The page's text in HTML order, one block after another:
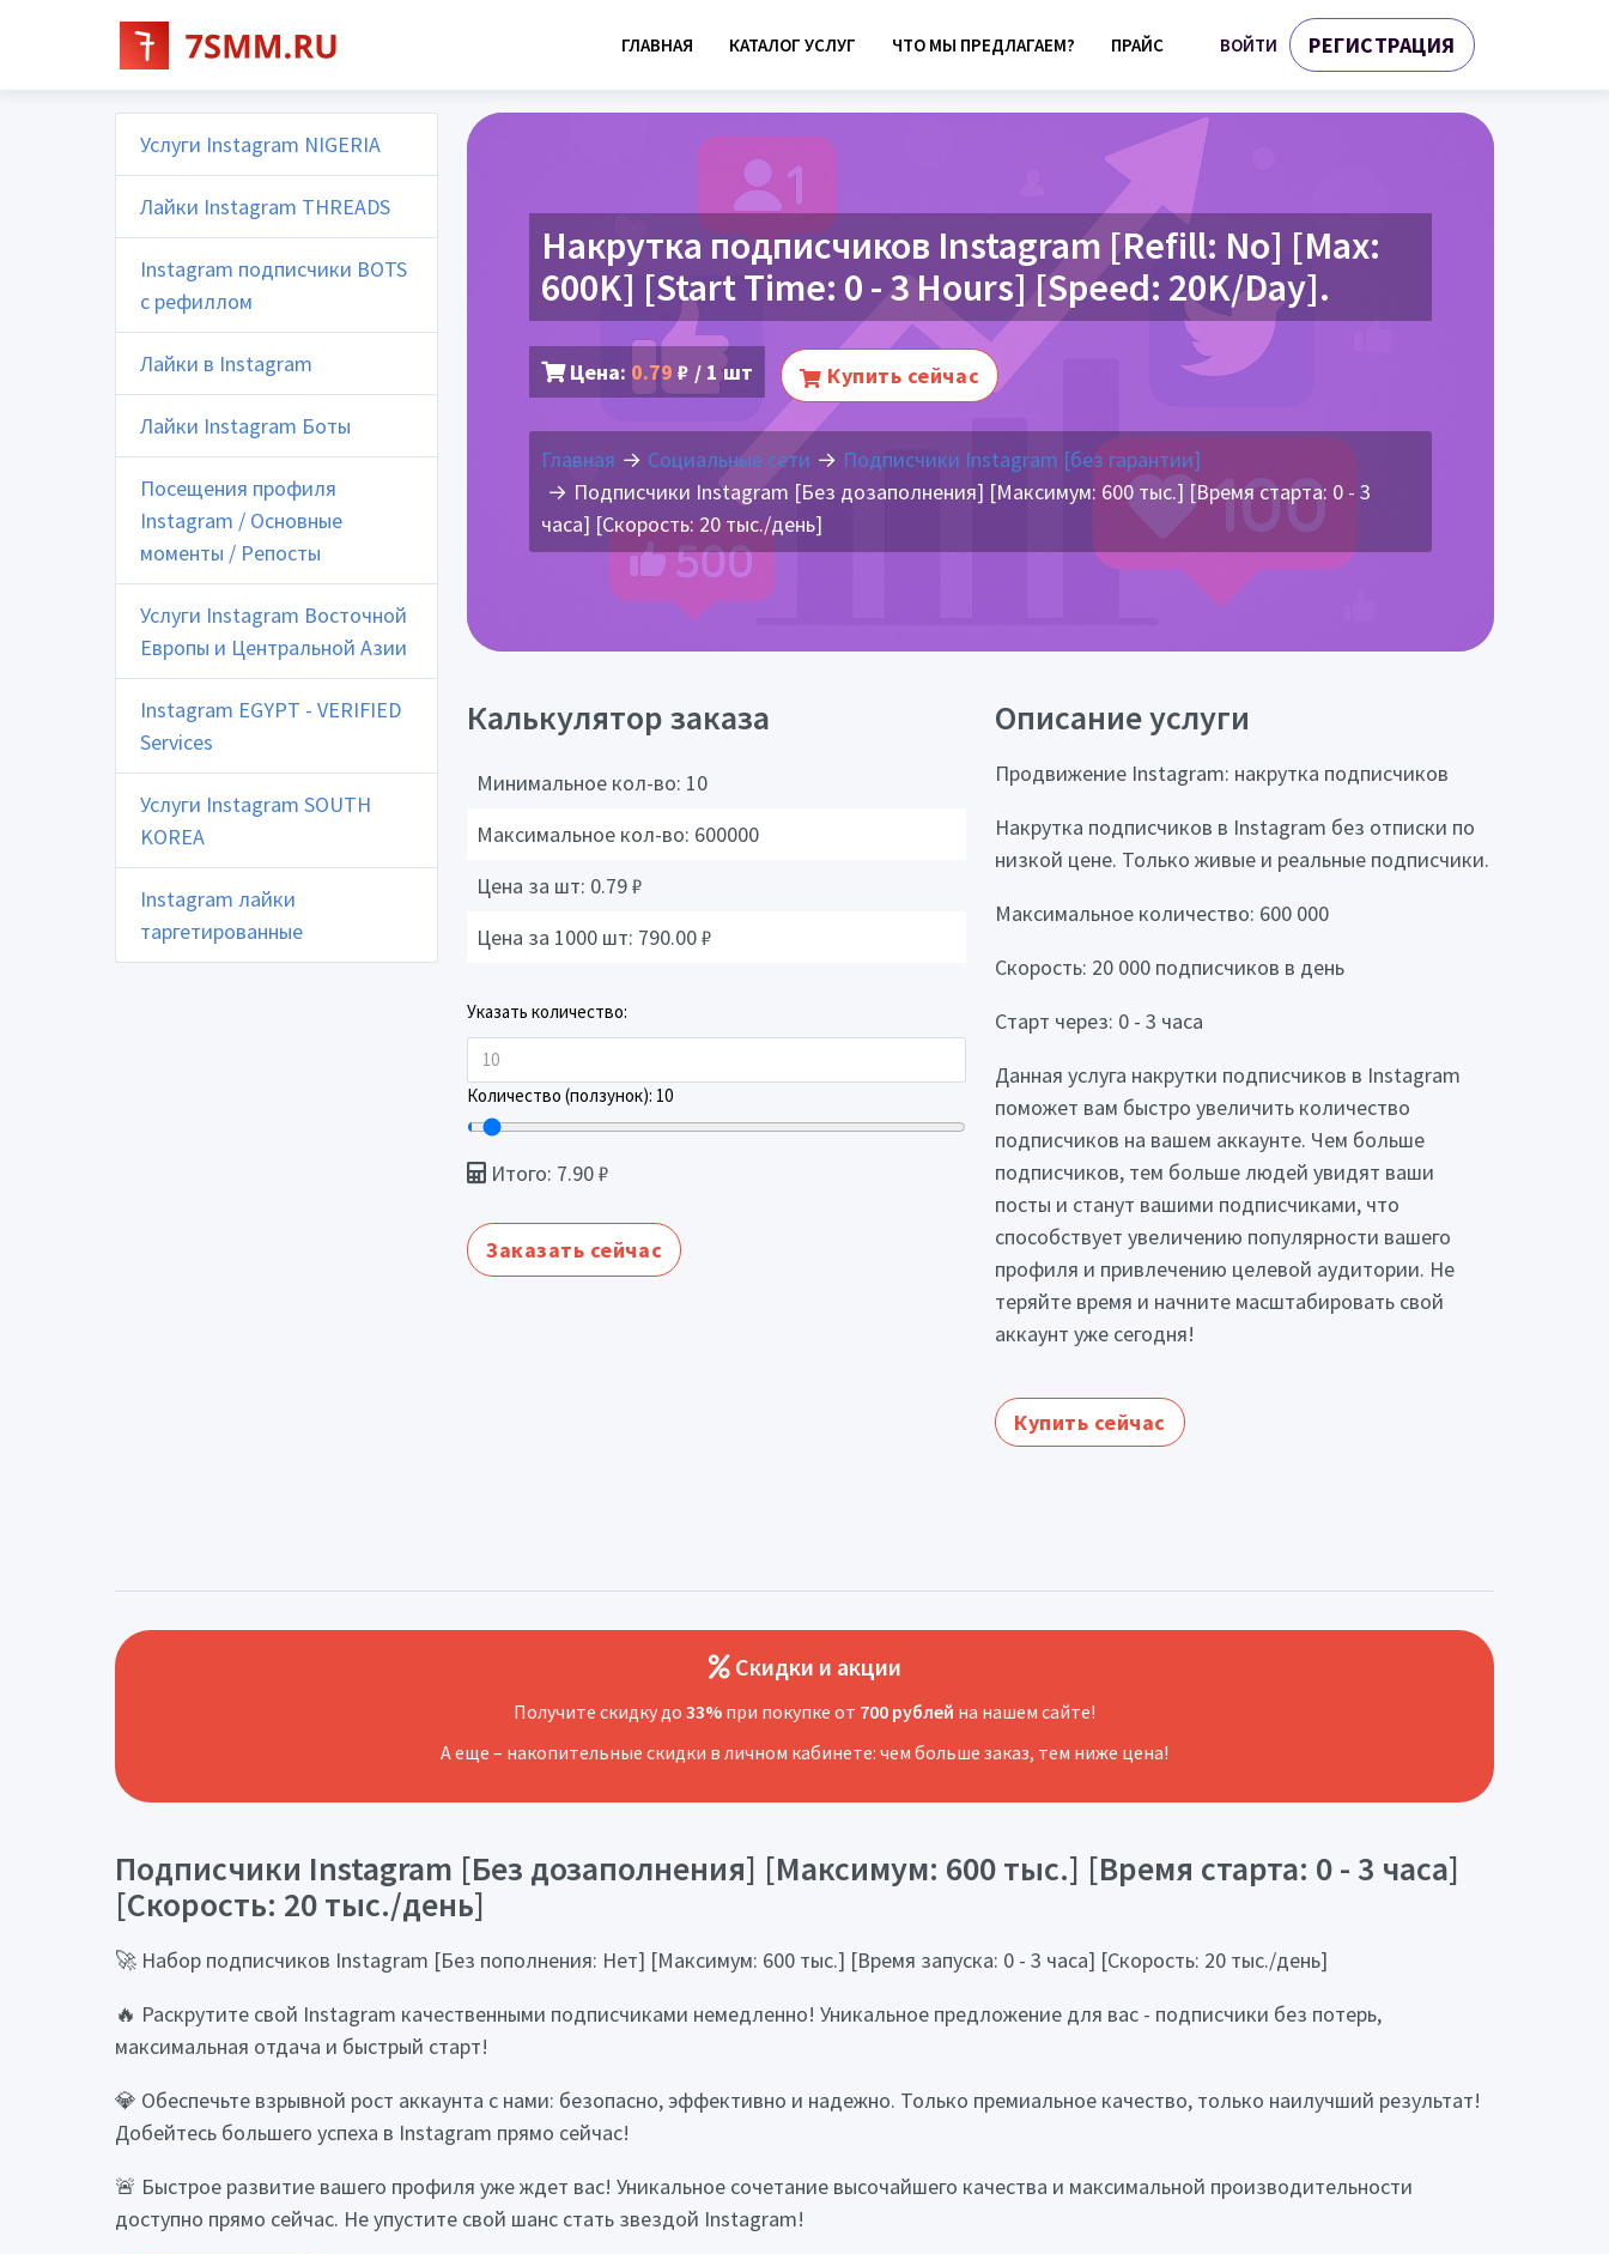
ГЛАВНАЯ КАТАЛОГ УСЛУГ ЧТО МЫ ПРЕДЛАГАЕМ? ПРАЙС ВОЙТИ РЕГИСТРАЦИЯ
Услуги Instagram NIGERIA
Лайки Instagram THREADS
Instagram подписчики BOTS
с рефиллом
Лайки в Instagram
Лайки Instagram Боты
Посещения профиля
Instagram / Основные
моменты / Репосты
Услуги Instagram Восточной
Европы и Центральной Азии
Instagram EGYPT - VERIFIED
Services
Услуги Instagram SOUTH
KOREA
Instagram лайки
таргетированные
Накрутка подписчиков Instagram [Refill: No] [Max:
600K] [Start Time: 0 - 3 Hours] [Speed: 20K/Day].
Цена: 0.79 ₽ / 1 шт Купить сейчас
Главная Социальные сети
Подписчики Instagram [без гарантии]
Подписчики Instagram [Без дозаполнения] [Максимум: 600 тыс.] [Время старта: 0 - 3
часа] [Скорость: 20 тыс./день]
Калькулятор заказа
Минимальное кол-во: 10
Максимальное кол-во: 600000
Цена за шт: 0.79₽
Цена за 1000 шт: 790.00₽
Указать количество:
Количество (ползунок): 10
Итого: 7.90₽
Заказать сейчас
Описание услуги
Продвижение Instagram: накрутка подписчиков
Накрутка подписчиков в Instagram без отписки по
низкой цене. Только живые и реальные подписчики.
Максимальное количество: 600 000
Скорость: 20 000 подписчиков в день
Старт через: 0 - 3 часа
Данная услуга накрутки подписчиков в Instagram
поможет вам быстро увеличить количество
подписчиков на вашем аккаунте. Чем больше
подписчиков, тем больше людей увидят ваши
посты и станут вашими подписчиками, что
способствует увеличению популярности вашего
профиля и привлечению целевой аудитории. Не
теряйте время и начните масштабировать свой
аккаунт уже сегодня!
Купить сейчас
Скидки и акции
Получите скидку до 33% при покупке от 700 рублей на нашем сайте!
А еще – накопительные скидки в личном кабинете: чем больше заказ, тем ниже цена!
Подписчики Instagram [Без дозаполнения] [Максимум: 600 тыс.] [Время старта: 0 - 3 часа]
[Скорость: 20 тыс./день]
🚀 Набор подписчиков Instagram [Без пополнения: Нет] [Максимум: 600 тыс.] [Время запуска: 0 - 3 часа] [Скорость: 20 тыс./день]
🔥 Раскрутите свой Instagram качественными подписчиками немедленно! Уникальное предложение для вас - подписчики без потерь,
максимальная отдача и быстрый старт!
💎 Обеспечьте взрывной рост аккаунта с нами: безопасно, эффективно и надежно. Только премиальное качество, только наилучший результат!
Добейтесь большего успеха в Instagram прямо сейчас!
🚨 Быстрое развитие вашего профиля уже ждет вас! Уникальное сочетание высочайшего качества и максимальной производительности
доступно прямо сейчас. Не упустите свой шанс стать звездой Instagram!